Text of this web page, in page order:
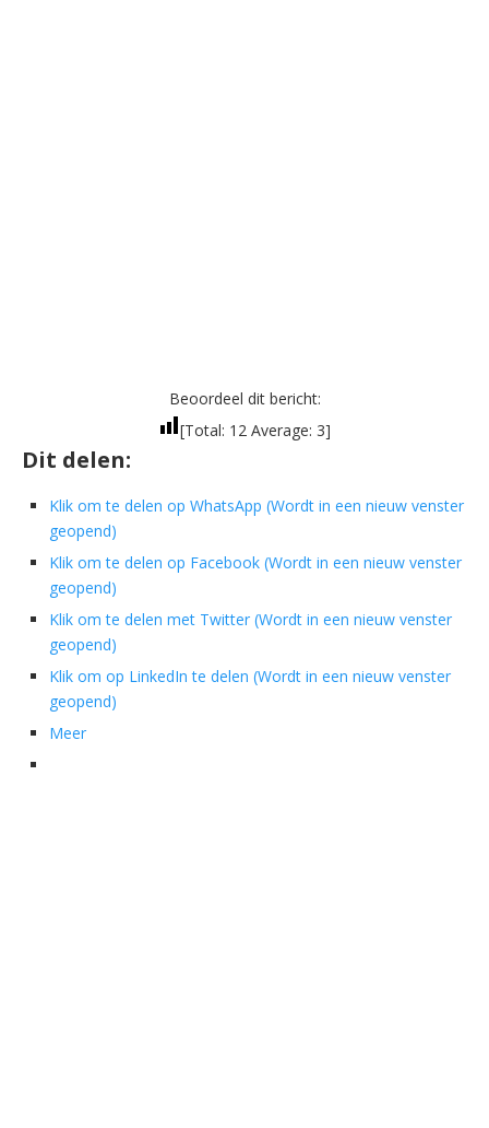
Beoordeel dit bericht:
[Total: 12 Average: 3]
Dit delen:
Klik om te delen op WhatsApp (Wordt in een nieuw venster
geopend)
Klik om te delen op Facebook (Wordt in een nieuw venster
geopend)
Klik om te delen met Twitter (Wordt in een nieuw venster
geopend)
Klik om op LinkedIn te delen (Wordt in een nieuw venster
geopend)
Meer